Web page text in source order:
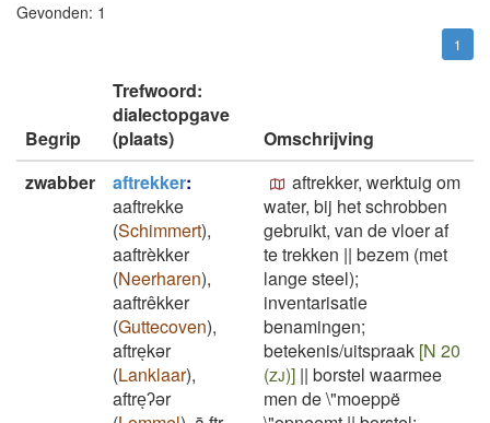
Gevonden: 1
1
Begrip
Trefwoord:
dialectopgave
(plaats)
Omschrijving
zwabber
aftrekker:
aaftrekke
(Schimmert),
aaftrèkker
(Neerharen),
aaftrêkker
(Guttecoven),
aftreͅkər
(Lanklaar),
aftreͅʔər
aftrekker, werktuig om
water, bij het schrobben
gebruikt, van de vloer af
te trekken || bezem (met
lange steel);
inventarisatie
benamingen;
betekenis/uitspraak [N 20
(zj)] || borstel waarmee
men de \"moeppë